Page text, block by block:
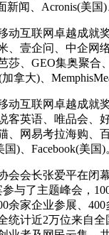
新闻、Acronis(美国)
互联网卓越成就
、壹企问、中企网
莎、GEO集奥聚合
拿大)、
互联网卓越成就
客英语、唯品会、
、网易考拉海购、
)、Facebook(美国)
会长张爱平在闭幕
与了主题峰会，
余家企业参展、
统计近2万位来自